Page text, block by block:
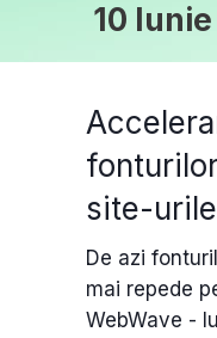
site-
De azi
mai repede
WebWave -
10